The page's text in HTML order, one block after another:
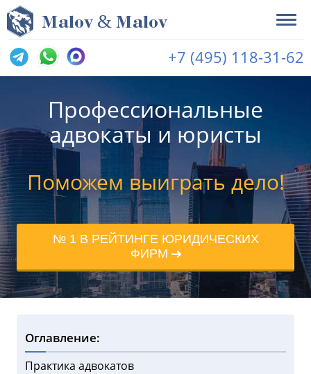
Malov & Malov
+7 (495) 118-31-62
Профессиональные
адвокаты и юристы
Поможем выиграть дело!
№ 1 В РЕЙТИНГЕ ЮРИДИЧЕСКИХ
ФИРМ
Оглавление:
Практика адвокатов